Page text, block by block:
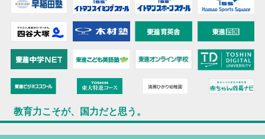
教育力こそが、国力だと思う。